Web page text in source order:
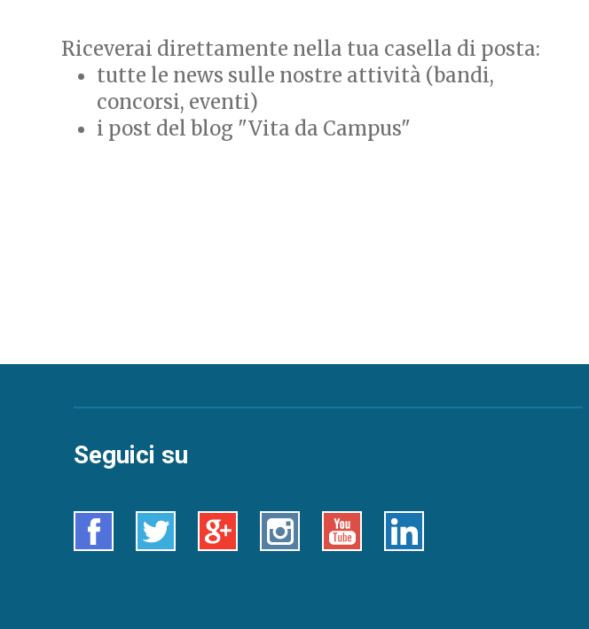
Riceverai direttamente nella tua casella di posta:
tutte le news sulle nostre attività (bandi,
concorsi, eventi)
i post del blog "Vita da Campus"
Seguici su
Facebook Twitter Google+ Instagram Youtube Linkedin